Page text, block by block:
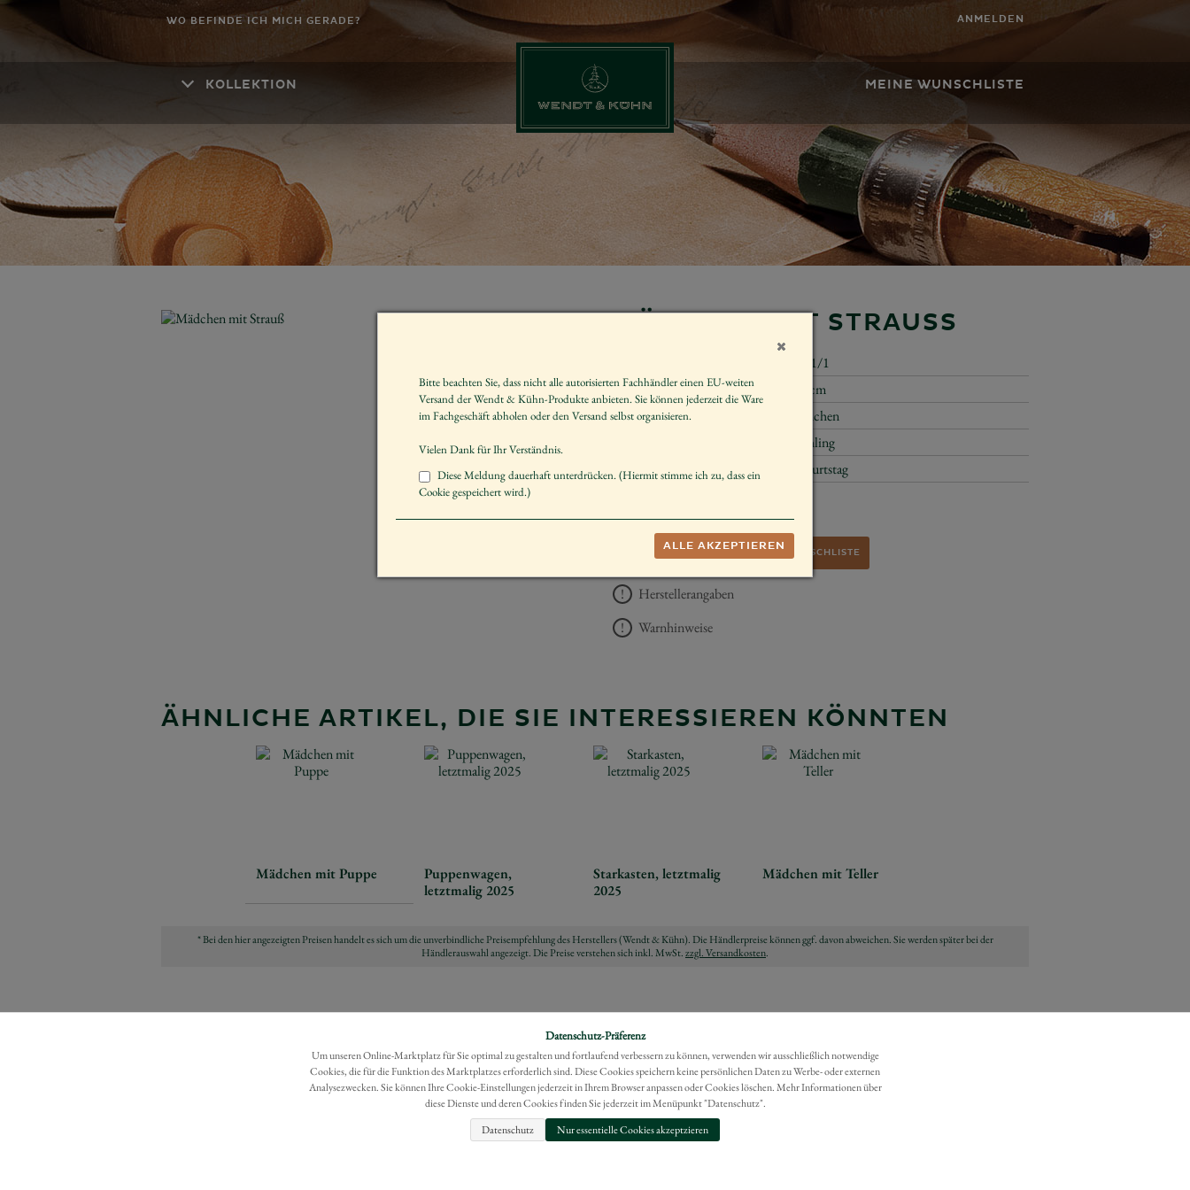
WO BEFINDE ICH MICH GERADE? ANMELDEN
KOLLEKTION MEINE WUNSCHLISTE
MÄDCHEN MIT STRAUSS
5231/1
Größe der Figur / Spieldose
7,5 cm
Geschlecht
Mädchen
Frühling
Schenken
Geburtstag
+ AUF DIE WUNSCHLISTE
Herstellerangaben
Warnhinweise
ÄHNLICHE ARTIKEL, DIE SIE INTERESSIEREN KÖNNTEN
Mädchen mit Puppe
Puppenwagen,
letztmalig 2025
Starkasten, letztmalig
2025
Mädchen mit Teller
* Bei den hier angezeigten Preisen handelt es sich um die unverbindliche Preisempfehlung des Herstellers (Wendt & Kühn). Die Händlerpreise können ggf. davon abweichen. Sie werden später bei der
Händlerauswahl angezeigt. Die Preise verstehen sich inkl. MwSt.zzgl. Versandkosten.
Datenschutz-Präferenz
Um unseren Online-Marktplatz für Sie optimal zu gestalten und fortlaufend verbessern zu können, verwenden wir ausschließlich notwendige
Cookies, die für die Funktion des Marktplatzes erforderlich sind. Diese Cookies speichern keine persönlichen Daten zu Werbe- oder externen
Analysezwecken. Sie können Ihre Cookie-Einstellungen jederzeit in Ihrem Browser anpassen oder Cookies löschen. Mehr Informationen über
diese Dienste und deren Cookies finden Sie jederzeit im Menüpunkt "Datenschutz".
Datenschutz
Nur essentielle Cookies akzeptzieren
Bitte beachten Sie, dass nicht alle autorisierten Fachhändler einen EU-weiten
Versand der Wendt & Kühn-Produkte anbieten. Sie können jederzeit die Ware
im Fachgeschäft abholen oder den Versand selbst organisieren.
Vielen Dank für Ihr Verständnis.
Diese Meldung dauerhaft unterdrücken. (Hiermit stimme ich zu, dass ein
Cookie gespeichert wird.)
ALLE AKZEPTIEREN